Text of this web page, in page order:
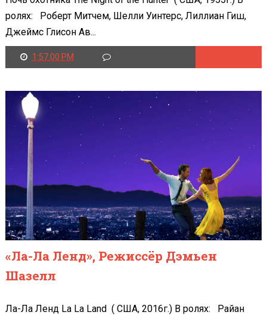
ролях: Роберт Митчем, Шелли Уинтерс, Лиллиан Гиш,
Джеймс Глисон Ав...
1:57:00 PM
«Ла-Ла Ленд», Режиссёр Дэмьен
Шазелл
Ла-Ла Ленд La La Land ( США, 2016г.) В ролях: Райан